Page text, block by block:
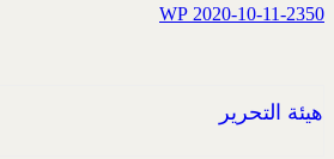
2020-10-11-2350 WP
هيئة التحرير